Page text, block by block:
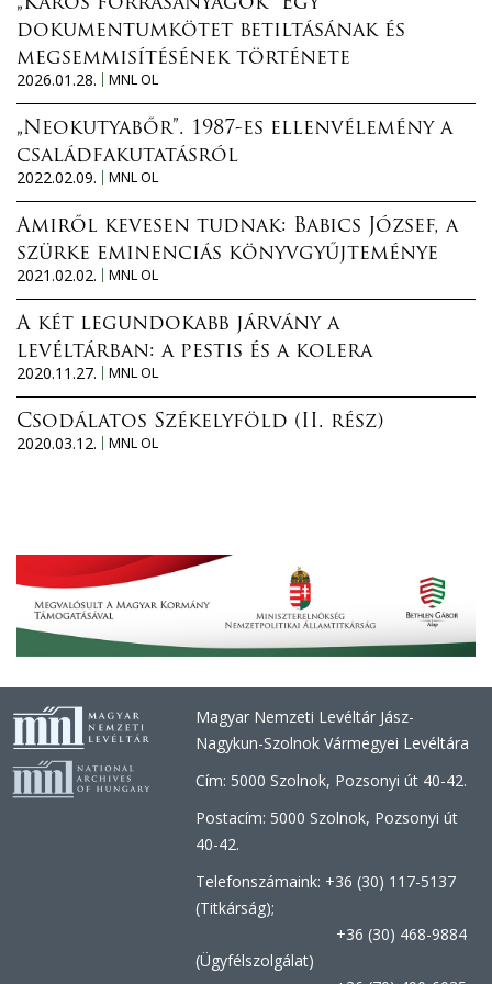
dokumentumkötet betiltásának és
megsemmisítésének története
2026.01.28.
MNL OL
„Neokutyabőr”. 1987-es ellenvélemény a
családfakutatásról
2022.02.09.
MNL OL
Amiről kevesen tudnak: Babics József, a
szürke eminenciás könyvgyűjteménye
2021.02.02.
MNL OL
A két legundokabb járvány a
levéltárban: a pestis és a kolera
2020.11.27.
MNL OL
Csodálatos Székelyföld (II. rész)
2020.03.12.
MNL OL
Magyar Nemzeti Levéltár Jász-
Nagykun-Szolnok Vármegyei Levéltára
Cím: 5000 Szolnok, Pozsonyi út 40-42.
Postacím: 5000 Szolnok, Pozsonyi út
40-42.
Telefonszámaink: +36 (30) 117-5137
(Titkárság);
+36 (30) 468-9884
(Ügyfélszolgálat)